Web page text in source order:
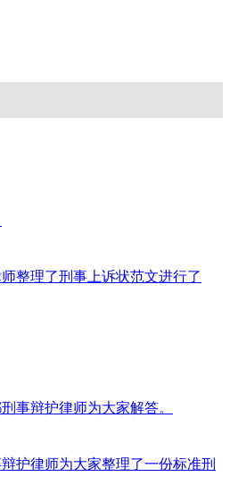
整理了刑事上诉状范文进行了
事辩护律师为大家解答。
护律师为大家整理了一份标准刑